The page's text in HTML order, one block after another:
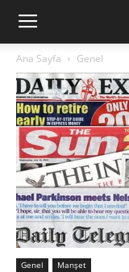
Ana Sayfa Genel
Genel Manşet